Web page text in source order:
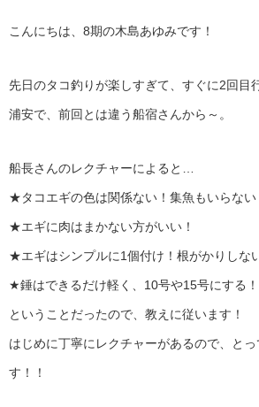
こんにちは、8期の木島あゆみです！
先日のタコ釣りが楽しすぎて、すぐに2回目
浦安で、前回とは違う船宿さんから～。
船長さんのレクチャーによると…
★タコエギの色は関係ない！集魚もいらない
★エギに肉はまかない方がいい！
★エギはシンプルに1個付け！根がかりしな
★錘はできるだけ軽く、10号や15号にする！
ということだったので、教えに従います！
はじめに丁寧にレクチャーがあるので、と
す！！